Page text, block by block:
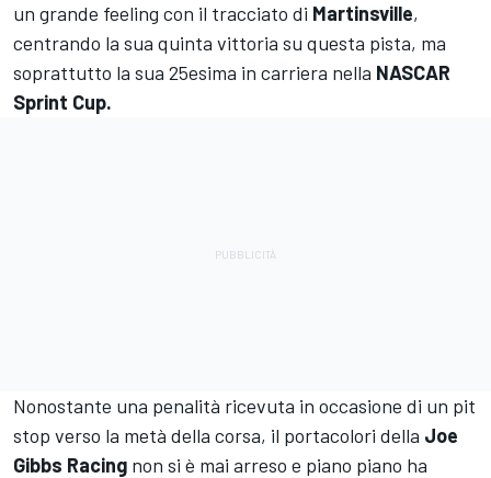
un grande feeling con il tracciato di Martinsville,
centrando la sua quinta vittoria su questa pista, ma
soprattutto la sua 25esima in carriera nella NASCAR
Sprint Cup.
Nonostante una penalità ricevuta in occasione di un pit
stop verso la metà della corsa, il portacolori della Joe
Gibbs Racing non si è mai arreso e piano piano ha